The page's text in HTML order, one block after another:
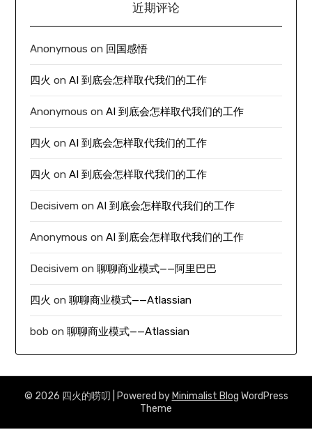
近期评论
Anonymous on 回国感悟
四火 onAI 到底会怎样取代我们的工作
Anonymous onAI 到底会怎样取代我们的工作
四火 onAI 到底会怎样取代我们的工作
四火 onAI 到底会怎样取代我们的工作
Decisivem onAI 到底会怎样取代我们的工作
Anonymous onAI 到底会怎样取代我们的工作
Decisivem on聊聊商业模式——阿里巴巴
四火 on聊聊商业模式——Atlassian
bob on聊聊商业模式——Atlassian
© 2026 四火的唠叨 | Powered by Minimalist Blog WordPress
Theme